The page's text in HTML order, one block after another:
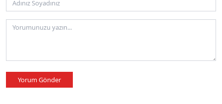
Yorum Gönder